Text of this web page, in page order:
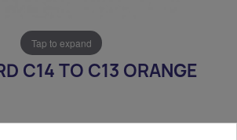
Tap to expand
C14 TO C13 ORANGE